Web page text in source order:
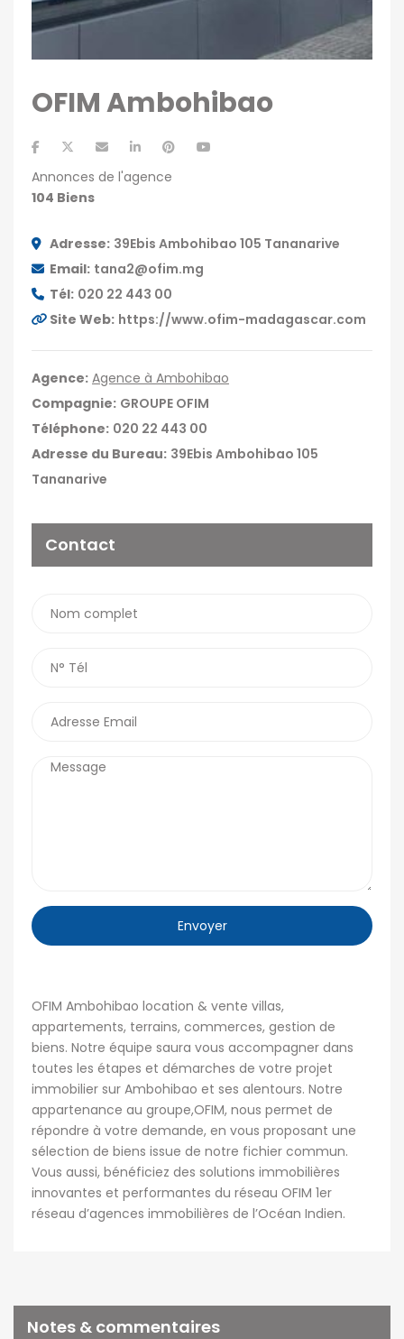
OFIM Ambohibao
Annonces de l'agence
104 Biens
Adresse: 39Ebis Ambohibao 105 Tananarive
Email: tana2@ofim.mg
Tél: 020 22 443 00
Site Web: https://www.ofim-madagascar.com
Agence: Agence à Ambohibao
Compagnie: GROUPE OFIM
Téléphone: 020 22 443 00
Adresse du Bureau: 39Ebis Ambohibao 105
Tananarive
Contact
Envoyer
OFIM Ambohibao location & vente villas,
appartements, terrains, commerces, gestion de
biens. Notre équipe saura vous accompagner dans
toutes les étapes et démarches de votre projet
immobilier sur Ambohibao et ses alentours. Notre
appartenance au groupe,OFIM, nous permet de
répondre à votre demande, en vous proposant une
sélection de biens issue de notre fichier commun.
Vous aussi, bénéficiez des solutions immobilières
innovantes et performantes du réseau OFIM 1er
réseau d’agences immobilières de l’Océan Indien.
Notes & commentaires